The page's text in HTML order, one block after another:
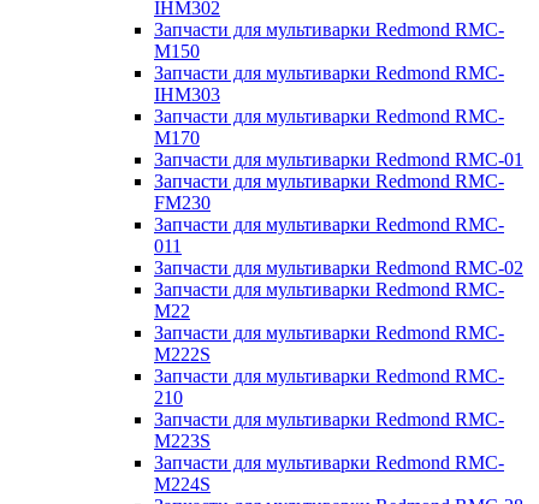
IHM302
Запчасти для мультиварки Redmond RMC-
M150
Запчасти для мультиварки Redmond RMC-
IHM303
Запчасти для мультиварки Redmond RMC-
M170
Запчасти для мультиварки Redmond RMC-01
Запчасти для мультиварки Redmond RMC-
FM230
Запчасти для мультиварки Redmond RMC-
011
Запчасти для мультиварки Redmond RMC-02
Запчасти для мультиварки Redmond RMC-
M22
Запчасти для мультиварки Redmond RMC-
M222S
Запчасти для мультиварки Redmond RMC-
210
Запчасти для мультиварки Redmond RMC-
M223S
Запчасти для мультиварки Redmond RMC-
M224S